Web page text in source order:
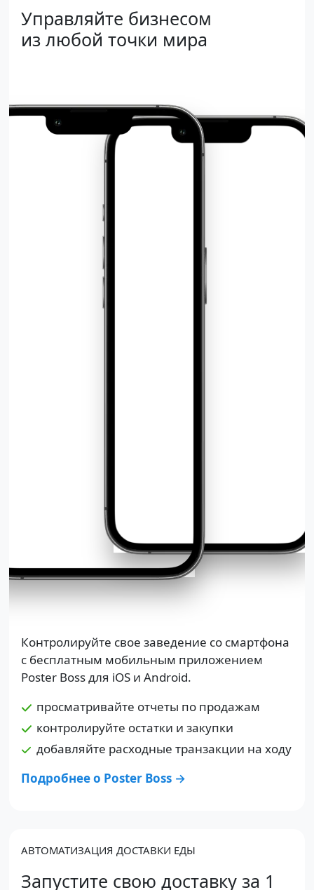
Управляйте бизнесом
из любой точки мира
Контролируйте свое заведение со смартфона
с бесплатным мобильным приложением
Poster Boss для iOS и Android.
просматривайте отчеты по продажам
контролируйте остатки и закупки
добавляйте расходные транзакции на ходу
Подробнее о Poster Boss →
АВТОМАТИЗАЦИЯ ДОСТАВКИ ЕДЫ
Запустите свою доставку за 1